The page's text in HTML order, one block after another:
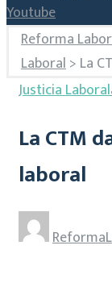
Youtube
Reforma
Laboral> La
Justicia Laboral
La CTM
laboral